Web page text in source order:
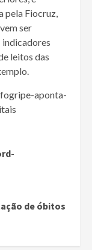
pela Fiocruz,
ser
leitos das
aponta-
de óbitos